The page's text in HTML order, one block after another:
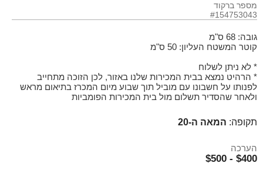
מספר ברקוד
#154753043
גובה: 68 ס"מ
קוטר המשטח העליון: 50 ס"מ
* לא ניתן לשלוח
* הרהיט נמצא בבית המכירות שלנו באזור, לכן הזוכה מתחייב
לפנותו על חשבונו עם מוביל תוך שבוע מיום המכרז בתיאום מראש
ולאחר שהסדיר תשלום מול בית המכירות הפומביות
תקופה: המאה ה-20
הערכה
$400 - $500